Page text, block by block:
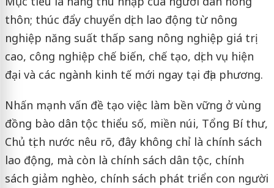
thôn; thúc đẩy chuyển dịch lao động từ nông
nghiệp năng suất thấp sang nông nghiệp giá trị
cao, công nghiệp chế biến, chế tạo, dịch vụ hiện
đại và các ngành kinh tế mới ngay tại địa phương.
Nhấn mạnh vấn đề tạo việc làm bền vững ở vùng
đồng bào dân tộc thiểu số, miền núi, Tổng Bí thư,
Chủ tịch nước nêu rõ, đây không chỉ là chính sách
lao động, mà còn là chính sách dân tộc, chính
sách giảm nghèo, chính sách phát triển con người